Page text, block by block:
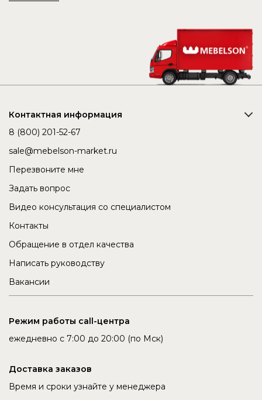
Контактная информация
8 (800) 201-52-67
sale@mebelson-market.ru
Перезвоните мне
Задать вопрос
Видео консультация со специалистом
Контакты
Обращение в отдел качества
Написать руководству
Вакансии
Режим работы call-центра
ежедневно с 7:00 до 20:00 (по Мск)
Доставка заказов
Время и сроки узнайте у менеджера